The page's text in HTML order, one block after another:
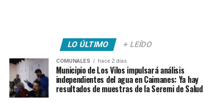
LO ÚLTIMO + LEÍDO
COMUNALES hace 2 días
Municipio de Los Vilos impulsará análisis
independientes del agua en Caimanes: Ya hay
resultados de muestras de la Seremi de Salud